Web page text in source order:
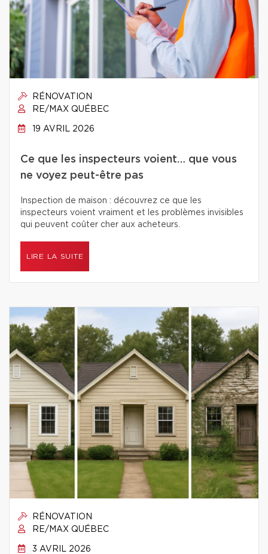
RÉNOVATION
RE/MAX QUÉBEC
19 AVRIL 2026
Ce que les inspecteurs voient… que vous
ne voyez peut-être pas
Inspection de maison : découvrez ce que les
inspecteurs voient vraiment et les problèmes invisibles
qui peuvent coûter cher aux acheteurs.
LIRE LA SUITE
RÉNOVATION
RE/MAX QUÉBEC
3 AVRIL 2026